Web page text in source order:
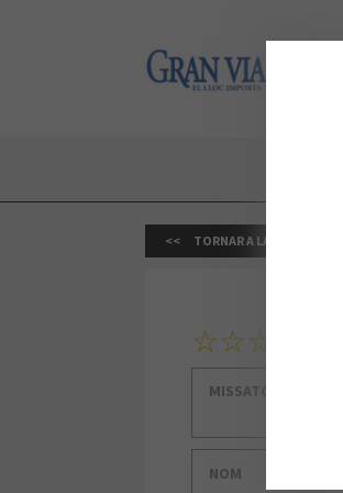
Gran Via 2
TORNAR A LA BOTIGA
La teva classificació
2
1